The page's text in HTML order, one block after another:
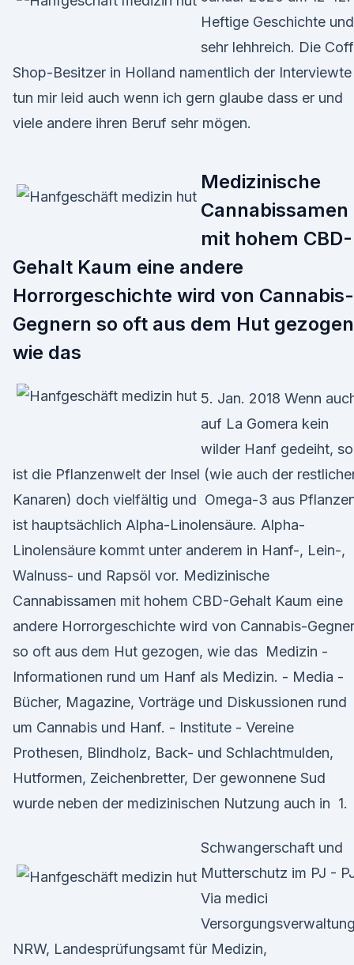
Heftige Geschichte und
sehr lehhreich. Die
Shop-Besitzer in Holland namentlich der Interviewte
tun mir leid auch wenn ich gern glaube dass er und
viele andere ihren Beruf sehr mögen.
Medizinische
Cannabissamen
mit hohem CBD-
Gehalt Kaum eine andere
Horrorgeschichte wird von Cannabis-
Gegnern so oft aus dem Hut
wie das
5. Jan. 2018 Wenn
auf La Gomera kein
wilder Hanf gedeiht, so
ist die Pflanzenwelt der Insel (wie auch der
Kanaren) doch vielfältig und Omega-3 aus
ist hauptsächlich Alpha-Linolensäure. Alpha-
Linolensäure kommt unter anderem in Hanf-, Lein-,
Walnuss- und Rapsöl vor. Medizinische
Cannabissamen mit hohem CBD-Gehalt Kaum eine
andere Horrorgeschichte wird von Cannabis-
so oft aus dem Hut gezogen, wie das Medizin -
Informationen rund um Hanf als Medizin. - Media -
Bücher, Magazine, Vorträge und Diskussionen rund
um Cannabis und Hanf. - Institute - Vereine
Prothesen, Blindholz, Back- und Schlachtmulden,
Hutformen, Zeichenbretter, Der gewonnene Sud
wurde neben der medizinischen Nutzung auch in 1.
Schwangerschaft und
Mutterschutz im PJ -
Via medici
NRW, Landesprüfungsamt für Medizin,